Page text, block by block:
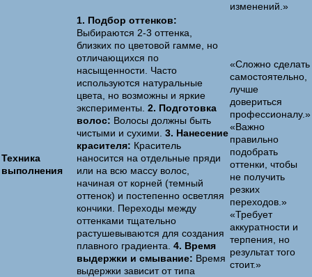
изменений.»
Техника
выполнения
1. Подбор оттенков:
Выбираются 2-3 оттенка,
близких по цветовой гамме, но
отличающихся по
насыщенности. Часто
используются натуральные
цвета, но возможны и яркие
эксперименты. 2. Подготовка
волос: Волосы должны быть
чистыми и сухими. 3. Нанесение
красителя: Краситель
наносится на отдельные пряди
или на всю массу волос,
начиная от корней (темный
оттенок) и постепенно осветляя
кончики. Переходы между
оттенками тщательно
растушевываются для создания
плавного градиента. 4. Время
выдержки и смывание: Время
выдержки зависит от типа
«Сложно сделать
самостоятельно,
лучше
довериться
профессионалу.»
«Важно
правильно
подобрать
оттенки, чтобы
не получить
резких
переходов.»
«Требует
аккуратности и
терпения, но
результат того
стоит.»